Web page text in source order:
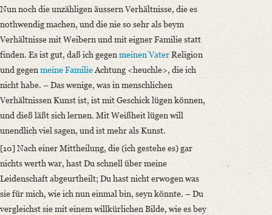
Nun noch die unzähligen äussern Verhältnisse, die es
nothwendig machen, und die nie so sehr als beym
Verhältnisse mit Weibern und mit eigner Familie statt
finden. Es ist gut, daß ich gegenmeinen VaterReligion
und gegenmeine FamilieAchtung <heuchle>, die ich
nicht habe. – Das wenige, was in menschlichen
Verhältnissen Kunst ist, ist mit Geschick lügen können,
und dieß läßt sich lernen. Mit Weißheit lügen will
unendlich viel sagen, und ist mehr als Kunst.
[10] Nach einer Mittheilung, die (ich gestehe es) gar
nichts werth war, hast Du schnell über meine
Leidenschaft abgeurtheilt; Du hast nicht erwogen was
sie für mich, wie ich nun einmal bin, seyn könnte. – Du
vergleichst sie mit einem willkürlichen Bilde, wie es bey